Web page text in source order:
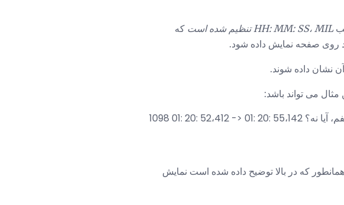
HH: MM: SS، MIL تنظیم شده است
که
روی صفحه نمایش داده شود.
نشان داده شوند.
می تواند باشد:
متاسفم، آیا نه؟
SubRip برنامه زیرنویس را از فیلم ها استخراج می کند و نتایج را در قالب SRT همانطور که در بالا توضیح داده شده است نمایش